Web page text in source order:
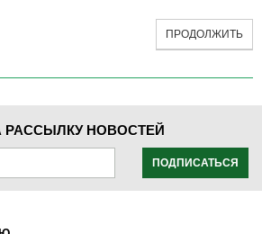
ПРОДОЛЖИТЬ
НОВОСТЕЙ
ПОДПИСАТЬСЯ